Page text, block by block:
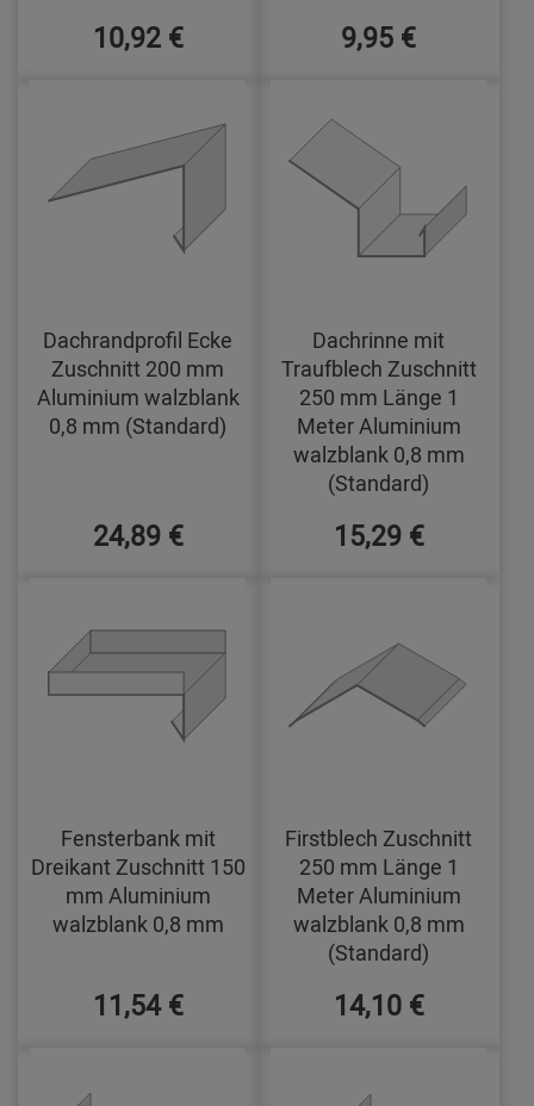
10,92 € 9,95 €
Dachrandprofil Ecke
Zuschnitt 200 mm
Aluminium walzblank
0,8 mm (Standard)
24,89 €
Dachrinne mit
Traufblech Zuschnitt
250 mm Länge 1
Meter Aluminium
walzblank 0,8 mm
(Standard)
15,29 €
Fensterbank mit
Dreikant Zuschnitt 150
mm Aluminium
walzblank 0,8 mm
11,54 €
Firstblech Zuschnitt
250 mm Länge 1
Meter Aluminium
walzblank 0,8 mm
(Standard)
14,10 €